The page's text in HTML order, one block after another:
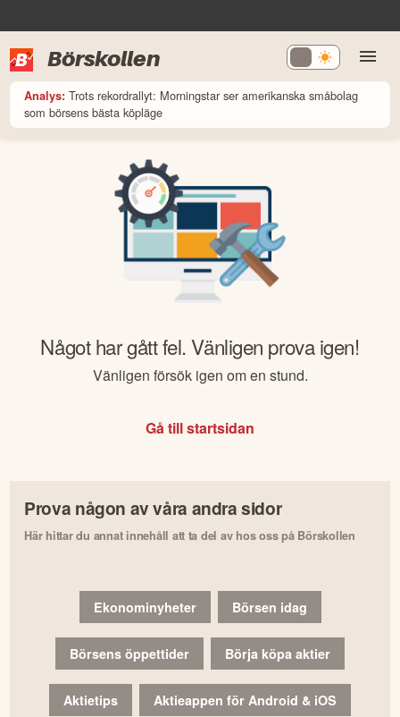
Börskollen
Analys: Trots rekordrallyt: Morningstar ser amerikanska småbolag
som börsens bästa köpläge
Något har gått fel. Vänligen prova igen!
Vänligen försök igen om en stund.
Gå till startsidan
Prova någon av våra andra sidor
Här hittar du annat innehåll att ta del av hos oss på Börskollen
Ekonominyheter Börsen idag
Börsens öppettider Börja köpa aktier
Aktietips Aktieappen för Android & iOS